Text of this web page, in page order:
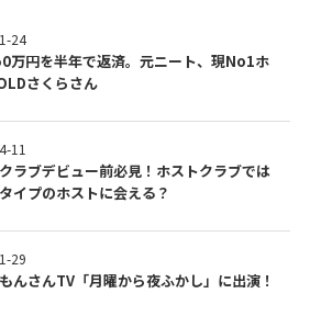
24
万円を半年で返済。元ニート、現No1ホ
さくらさん
11
ラブデビュー前必見！ホストクラブでは
イプのホストに会える？
29
んさんTV「月曜から夜ふかし」に出演！